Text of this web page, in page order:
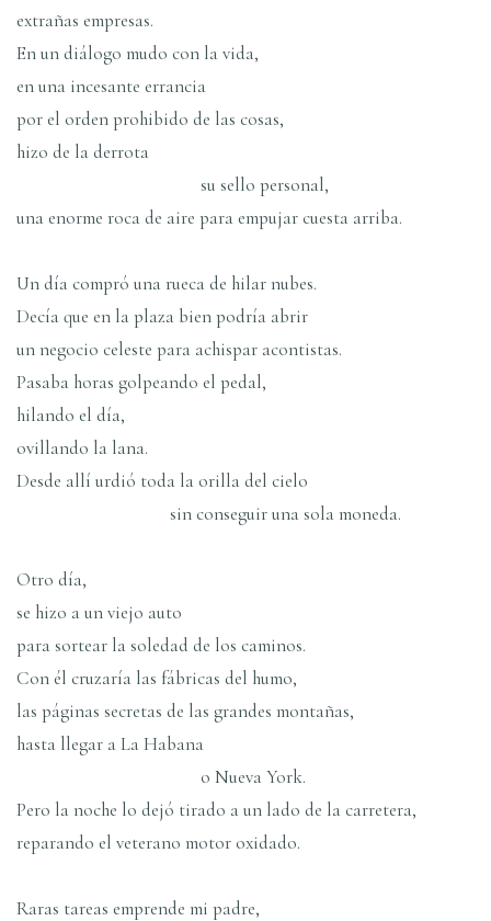
extrañas empresas.
En un diálogo mudo con la vida,
en una incesante errancia
por el orden prohibido de las cosas,
hizo de la derrota
su sello personal,
una enorme roca de aire para empujar cuesta arriba.
Un día compró una rueca de hilar nubes.
Decía que en la plaza bien podría abrir
un negocio celeste para achispar acontistas.
Pasaba horas golpeando el pedal,
hilando el día,
ovillando la lana.
Desde allí urdió toda la orilla del cielo
sin conseguir una sola moneda.
Otro día,
se hizo a un viejo auto
para sortear la soledad de los caminos.
Con él cruzaría las fábricas del humo,
las páginas secretas de las grandes montañas,
hasta llegar a La Habana
o Nueva York.
Pero la noche lo dejó tirado a un lado de la carretera,
reparando el veterano motor oxidado.
Raras tareas emprende mi padre,